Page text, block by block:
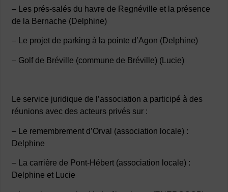
– Les prés-salés du havre de Regnéville et la présence
de la Bernache (Delphine)
– Le projet de parking à la pointe d’Agon (Delphine)
– Golf de Bréville (commune de Bréville) (Lucie)
Le service juridique de l’association a participé à des
réunions avec des acteurs privés sur :
– Le remembrement d’Orval (association locale) :
Delphine
– La carrière de Pont-Hébert (association locale) :
Delphine et Lucie